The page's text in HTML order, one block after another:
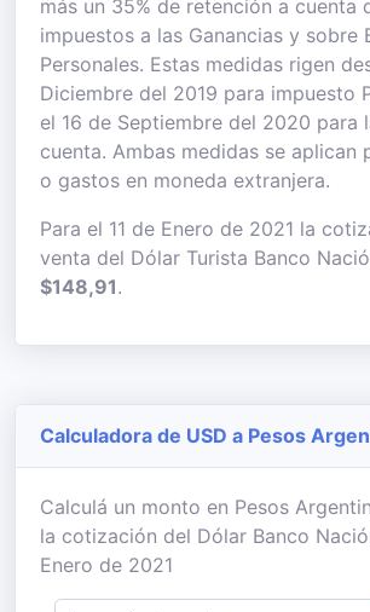
más un 35% de retención a cuenta
impuestos a las Ganancias y sobre
Personales. Estas medidas rigen
Diciembre del 2019 para impuesto
el 16 de Septiembre del 2020 para
cuenta. Ambas medidas se aplican
o gastos en moneda extranjera.
Para el 11 de Enero de 2021 la
venta del Dólar Turista Banco
$148,91.
Calculadora de USD a Pesos
Calculá un monto en Pesos
la cotización del Dólar Banco
Enero de 2021